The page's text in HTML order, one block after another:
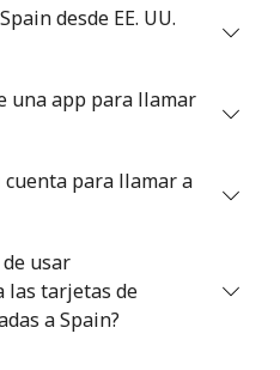
desde EE. UU.
una app para llamar
cuenta para llamar a
usar
las tarjetas de
a Spain?